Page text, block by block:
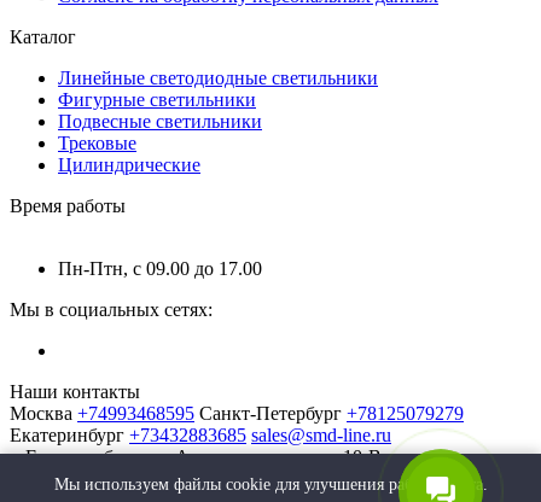
Каталог
Линейные светодиодные светильники
Фигурные светильники
Подвесные светильники
Трековые
Цилиндрические
Время работы
Пн-Птн, с 09.00 до 17.00
Мы в социальных сетях:
Наши контакты
Москва +74993468595 Санкт-Петербург +78125079279
Екатеринбург +73432883685 sales@smd-line.ru
г. Екатеринбург, ул. Автомагистральная 10-В
Мы используем файлы cookie для улучшения работы сайта.